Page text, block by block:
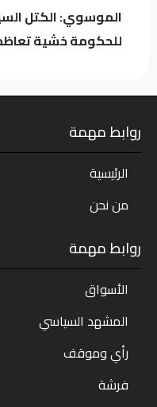
الموسوي: الكتل
للحكومة خشية
روابط مهمة
الرئيسية
من نحن
روابط مهمة
الأسواق
المشهد السياسي
رأي وموقف
فرشة